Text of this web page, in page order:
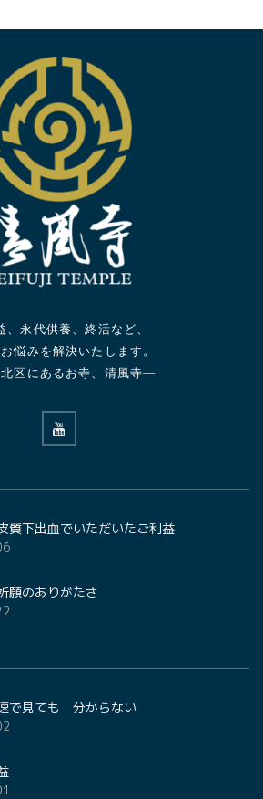
、永代供養、終活など、
悩みを解決いたします。
区にあるお寺、清風寺—
質下出血でいただいたご利益
願のありがたさ
で見ても 分からない